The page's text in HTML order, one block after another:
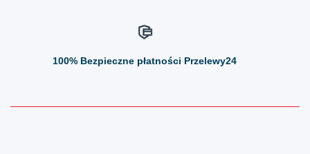
100% Bezpieczne płatności Przelewy24